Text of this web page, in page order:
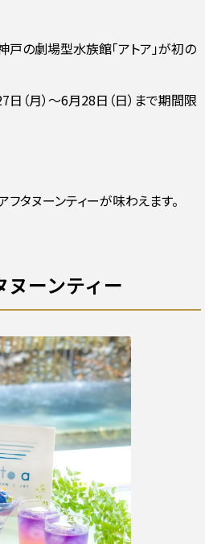
戸の劇場型水族館「アトア」が初の
（月）〜6月28日（日）まで期間限
タヌーンティーが味わえます。
ーンティー